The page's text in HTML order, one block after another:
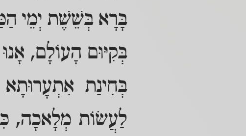
בָּרָא בְּשֵׁשֶׁת יְמֵי
בְּקִיּוּם הָעוֹלָם,
בְּחִינַת
לַעֲשׂוֹת מְלָאכָה,